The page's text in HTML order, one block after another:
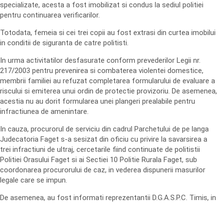
specializate, acesta a fost imobilizat si condus la sediul politiei
pentru continuarea verificarilor.
Totodata, femeia si cei trei copii au fost extrasi din curtea imobilui
in conditii de siguranta de catre politisti.
In urma activitatilor desfasurate conform prevederilor Legii nr.
217/2003 pentru prevenirea si combaterea violentei domestice,
membrii familiei au refuzat completarea formularului de evaluare a
riscului si emiterea unui ordin de protectie provizoriu. De asemenea,
acestia nu au dorit formularea unei plangeri prealabile pentru
infractiunea de amenintare.
In cauza, procurorul de serviciu din cadrul Parchetului de pe langa
Judecatoria Faget s-a sesizat din oficiu cu privire la savarsirea a
trei infractiuni de ultraj, cercetarile fiind continuate de politistii
Politiei Orasului Faget si ai Sectiei 10 Politie Rurala Faget, sub
coordonarea procurorului de caz, in vederea dispunerii masurilor
legale care se impun.
De asemenea, au fost informati reprezentantii D.G.A.S.P.C. Timis, in